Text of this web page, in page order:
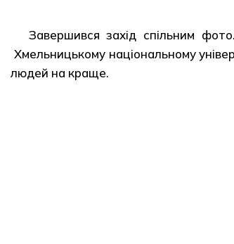
Завершився захід спільним
Хмельницькому національному
людей на краще.